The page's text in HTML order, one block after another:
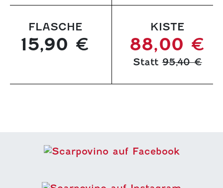
FLASCHE
15,90 €
KISTE
88,00 €
Statt95,40 €